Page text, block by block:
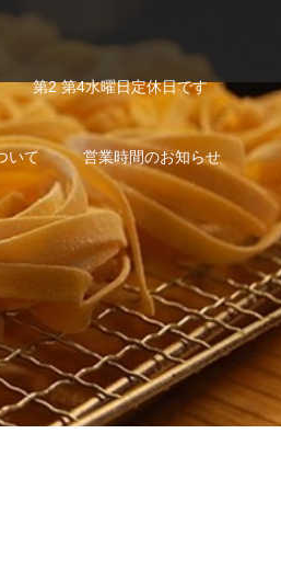
第2 第4水曜日定休日です
いて 営業時間のお知らせ